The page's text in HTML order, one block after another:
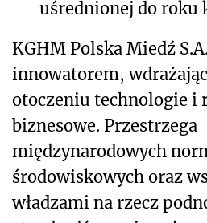
uśrednionej do roku
KGHM Polska Miedź
innowatorem,
otoczeniu technologie i
biznesowe. Przestrzega
międzynarodowych
środowiskowych oraz
władzami na rzecz